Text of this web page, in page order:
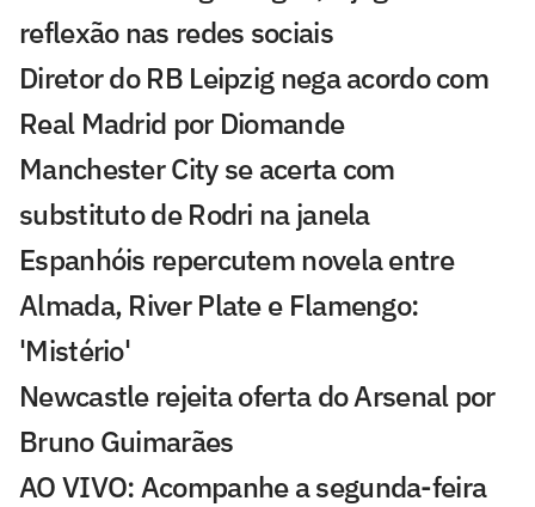
reflexão nas redes sociais
Diretor do RB Leipzig nega acordo com
Real Madrid por Diomande
Manchester City se acerta com
substituto de Rodri na janela
Espanhóis repercutem novela entre
Almada, River Plate e Flamengo:
'Mistério'
Newcastle rejeita oferta do Arsenal por
Bruno Guimarães
AO VIVO: Acompanhe a segunda-feira